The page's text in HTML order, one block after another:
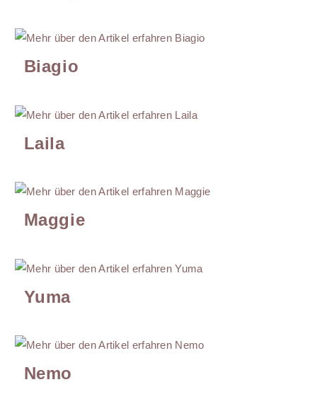
Biagio
Laila
Maggie
Yuma
Nemo